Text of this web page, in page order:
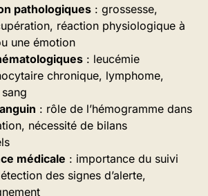
pathologiques : grossesse,
réaction physiologique à
une émotion
: leucémie
chronique, lymphome,
: rôle de l’hémogramme dans
nécessité de bilans
médicale : importance du suivi
des signes d’alerte,